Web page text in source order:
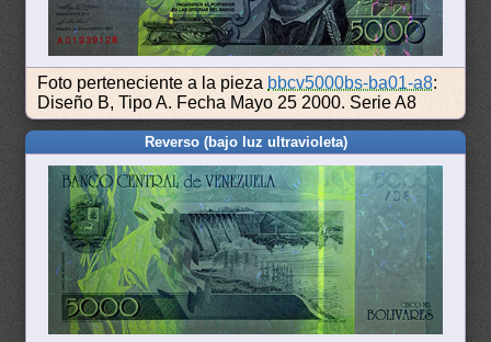
Foto perteneciente a la pieza bbcv5000bs-ba01-a8:
Diseño B, Tipo A. Fecha Mayo 25 2000. Serie A8
Reverso (bajo luz ultravioleta)